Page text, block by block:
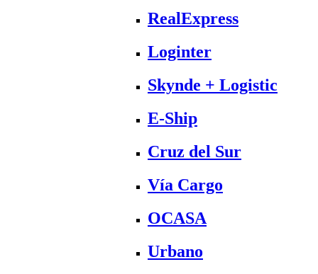
RealExpress
Loginter
Skynde + Logistic
E-Ship
Cruz del Sur
Vía Cargo
OCASA
Urbano